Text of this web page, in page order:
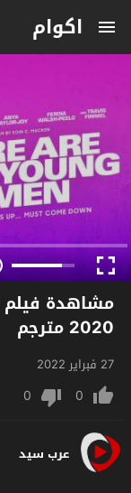
اكوام
2020 مترجم
27 فبراير 2022
0
0
عرب سيد